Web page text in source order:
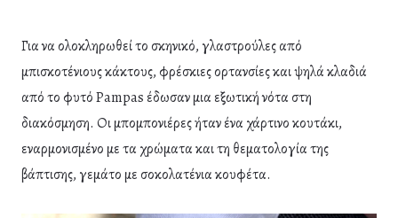
Για να ολοκληρωθεί το σκηνικό, γλαστρούλες από
μπισκοτένιους κάκτους, φρέσκιες ορτανσίες και ψηλά κλαδιά
από το φυτό Pampas έδωσαν μια εξωτική νότα στη
διακόσμηση. Οι μπομπονιέρες ήταν ένα χάρτινο κουτάκι,
εναρμονισμένο με τα χρώματα και τη θεματολογία της
βάπτισης, γεμάτο με σοκολατένια κουφέτα.